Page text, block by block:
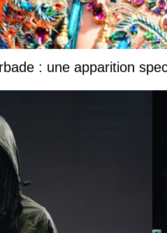
: une apparition